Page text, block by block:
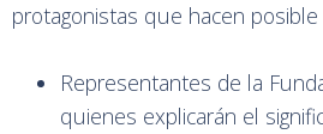
protagonistas que hacen
Representantes de la
quienes explicarán el